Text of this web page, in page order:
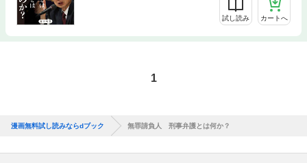
試し読み カートへ
1
漫画無料試し読みならdブック 無罪請負人 刑事弁護とは何か？